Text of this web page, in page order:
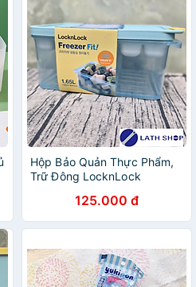
Hộp Bảo Quản Thực Phẩm,
Trữ Đông LocknLock
Viên Sản Xuất Hàn Quốc
-1.65L
125.000 đ